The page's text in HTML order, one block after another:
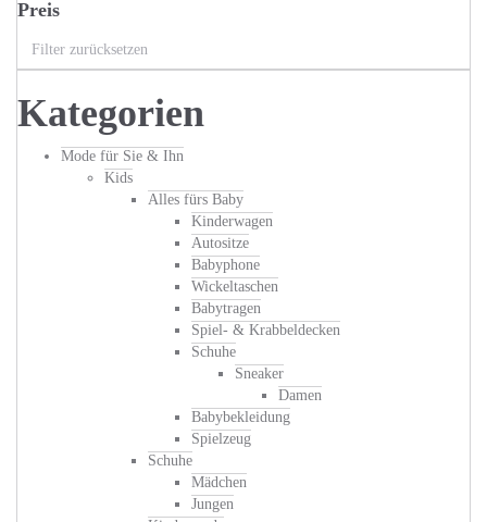
Preis
Filter zurücksetzen
Kategorien
Mode für Sie & Ihn
Kids
Alles fürs Baby
Kinderwagen
Autositze
Babyphone
Wickeltaschen
Babytragen
Spiel- & Krabbeldecken
Schuhe
Sneaker
Damen
Babybekleidung
Spielzeug
Schuhe
Mädchen
Jungen